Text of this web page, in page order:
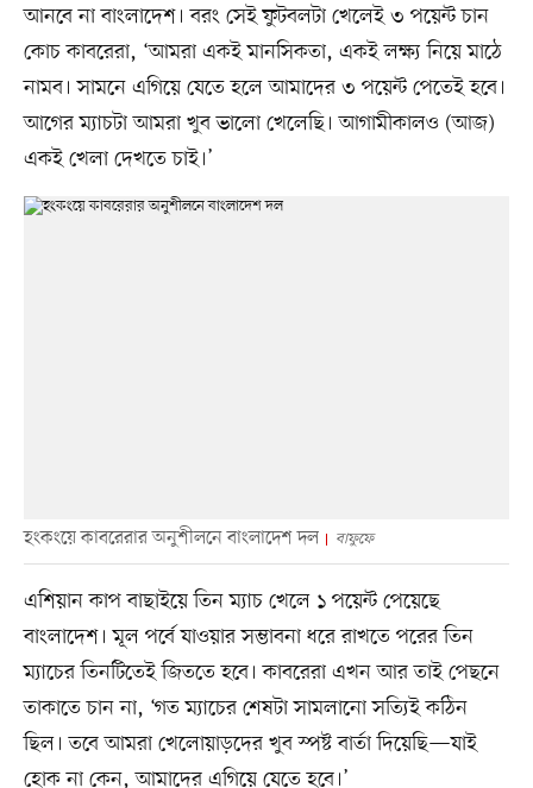
আনবে না বাংলাদেশ। বরং সেই ফুটবলটা খেলেই ৩ পয়েন্ট চান
কোচ কাবরেরা, ‘আমরা একই মানসিকতা, একই লক্ষ্য নিয়ে মাঠে
নামব। সামনে এগিয়ে যেতে হলে আমাদের ৩ পয়েন্ট পেতেই হবে।
আগের ম্যাচটা আমরা খুব ভালো খেলেছি। আগামীকালও (আজ)
একই খেলা দেখতে চাই।’
হংকংয়ে কাবরেরার অনুশীলনে বাংলাদেশ দল বাফুফে
এশিয়ান কাপ বাছাইয়ে তিন ম্যাচ খেলে ১ পয়েন্ট পেয়েছে
বাংলাদেশ। মূল পর্বে যাওয়ার সম্ভাবনা ধরে রাখতে পরের তিন
ম্যাচের তিনটিতেই জিততে হবে। কাবরেরা এখন আর তাই পেছনে
তাকাতে চান না, ‘গত ম্যাচের শেষটা সামলানো সত্যিই কঠিন
ছিল। তবে আমরা খেলোয়াড়দের খুব স্পষ্ট বার্তা দিয়েছি—যাই
হোক না কেন, আমাদের এগিয়ে যেতে হবে।’